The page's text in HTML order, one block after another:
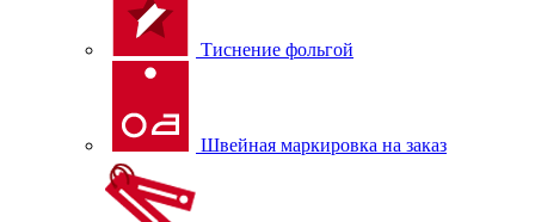
Тиснение фольгой
Швейная маркировка на заказ